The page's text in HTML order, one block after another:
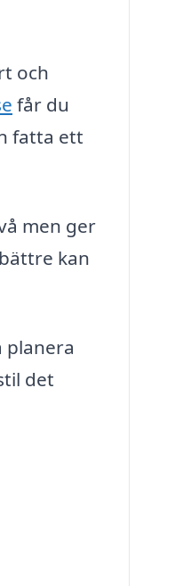
och
får du
fatta ett
men ger
kan
planera
det